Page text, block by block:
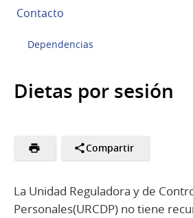
Contacto
Dependencias
Dietas por sesión
Compartir
La Unidad Reguladora y de
Personales(URCDP) no tiene